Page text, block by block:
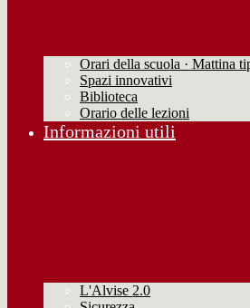
Orari della scuola · Mattina
Spazi innovativi
Biblioteca
Orario delle lezioni
Informazioni utili
L'Alvise 2.0